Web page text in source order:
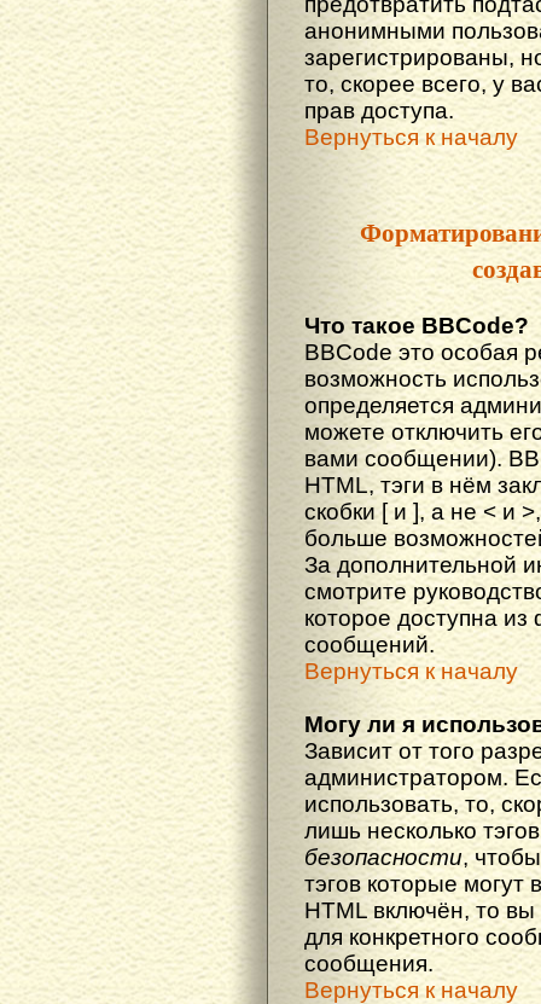
анонимными
зарегистрированы,
то, скорее всего, у
прав доступа.
Вернуться к началу
Что такое BBCode?
BBCode это особая
возможность
определяется
можете отключить
вами сообщении).
HTML, тэги в нём
скобки [ и ], а не < и
больше
За дополнительной
смотрите
которое доступна
сообщений.
Вернуться к началу
Могу ли я
Зависит от того
администратором.
использовать, то,
лишь несколько
безопасности,
тэгов которые
HTML включён, то
для конкретного
сообщения.
Вернуться к началу